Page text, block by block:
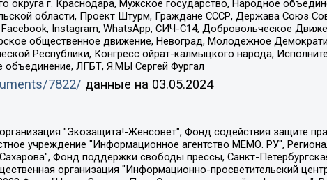
округа г. Краснодара, Мужское государство, Народное
области, Проект Штурм, Граждане СССР, Держава Союз
Instagram, WhatsApp, СИЧ-С14, Добровольческое
общественное движение, Невоград, Молодежное
Республики, Конгресс ойрат-калмыцкого народа,
объединение, ЛГБТ, Я.МЫ Сергей Фургал
7822/ данные на 03.05.2024
фонд "Гражданский союз", "Север.Реалии", Некоммерческая организация Фонд "Правовая инициатива", Общество с ограниченной ответственностью "Радио Свободная Европа/Радио Свобода", Чешское информационное агентство "MEDIUM-ORIENT", Красноярская региональная общественная организация "Мы против СПИДа", Камалягин Денис Николаевич, Маркелов Сергей Евгеньевич, Пономарев Лев Александрович, Савицкая Людмила Алексеевна, Автономная некоммерческая организация "Центр по работе с проблемой насилия "НАСИЛИЮ.НЕТ", Межрегиональный профессиональный союз работников здравоохранения "Альянс врачей", Юридическое лицо, зарегистрированное в Латвийской Республике, SIA "Medusa Project" (регистрационный номер 40103797863, дата регистрации 10.06.2014), Некоммерческая организация "Фонд по борьбе с коррупцией", Автономная некоммерческая организация "Институт права и публичной политики", Баданин Роман Сергеевич, Гликин Максим Александрович, Железнова Мария Михайловна, Лукьянова Юлия Сергеевна, Маетная Елизавета Витальевна, Маняхин Петр Борисович, Чуракова Ольга Владимировна, Ярош Юлия Петровна, Юридическое лицо "The Insider SIA", зарегистрированное в Риге, Латвийская Республика (дата регистрации 26.06.2015), являющееся администратором доменного имени интернет-издания "The Insider SIA", https://theins.ru, Постернак Алексей Евгеньевич, Рубин Михаил Аркадьевич, Анин Роман Александрович, Юридическое лицо Istories fonds, зарегистрированное в Латвийской Республике (регистрационный номер 50008295751, дата регистрации 24.02.2020), Великовский Дмитрий Александрович, Долинина Ирина Николаевна, Мароховская Алеся Алексеевна, Шлейнов Роман Юрьевич, Шмагун Олеся Валентиновна, Общество с ограниченной ответственностью "Альтаир 2021", Общество с ограниченной ответственностью "Вега 2021", Общество с ограниченной ответственностью "Главный редактор 2021", Общество с ограниченной ответственностью "Ромашки монолит", Важенков Артем Валерьевич, Ивановская областная общественная организация "Центр гендерных исследований", Гурман Юрий Альбертович, Медиапроект "ОВД-Инфо", Егоров Владимир Владимирович, Жилинский Владимир Александрович, Общество с ограниченной ответственностью "ЗП", Иванова София Юрьевна, Карезина Инна Павловна, Кильтау Екатерина Викторовна, Петров Алексей Викторович, Пискунов Сергей Евгеньевич, Смирнов Сергей Сергеевич, Тихонов Михаил Сергеевич, Общество с ограниченной ответственностью "ЖУРНАЛИСТ-ИНОСТРАННЫЙ АГЕНТ", Арапова Галина Юрьевна, Вольтская Татьяна Анатольевна, Американская компания "Mason G.E.S. Anonymous Foundation" (США), являющаяся владельцем интернет-издания https://mnews.world/, Компания "Stichting Bellingcat", зарегистрированная в Нидерландах (дата регистрации 11.07.2018), Захаров Андрей Вячеславович, Клепиковская Екатерина Дмитриевна, Общество с ограниченной ответственностью "МЕМО", Перл Роман Александрович, Симонов Евгений Алексеевич, Соловьева Елена Анатольевна, Сотников Даниил Владимирович, Сурначева Елизавета Дмитриевна, Автономная некоммерческая организация по защите прав человека и информированию населения "Якутия – Наше Мнение", Общество с ограниченной ответственностью "Москоу диджитал медиа", с 26.01.2023 Общество с ограниченной ответственностью "Чайка Белые сады", Ветошкина Валерия Валерьевна, Заговора Максим Александрович, Межрегиональное общественное движение "Российская ЛГБТ - сеть", Оленичев Максим Владимирович, Павлов Иван Юрьевич, Скворцова Елена Сергеевна, Общество с ограниченной ответственностью "Как бы инагент", Кочетков Игорь Викторович, Общество с ограниченной ответственностью "Честные выборы", Еланчик Олег Александрович, Общество с ограниченной ответственностью "Нобелевский призыв", Гималова Регина Эмилевна, Григорьев Андрей Валерьевич, Григорьева Алина Александровна, Ассоциация по содействию защите прав призывников, альтернативнослужащих и военнослужащих "Правозащитная группа